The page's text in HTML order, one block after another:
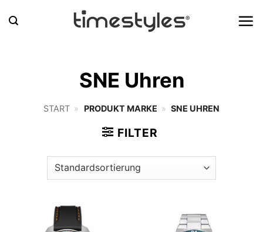
Inhalt
SNE Uhren
START » PRODUKT MARKE » SNE UHREN
FILTER